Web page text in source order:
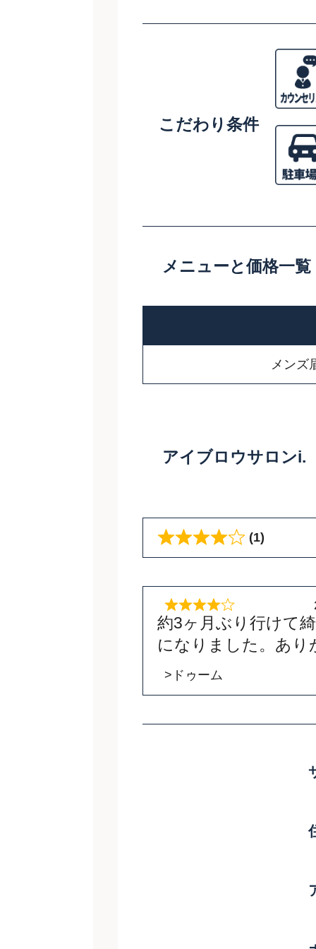
こだわり条件
メニューと価格一覧
メンズ
アイブロウサロン
(1)
約3ヶ月ぶり行けて
になりました。あ
>ドゥーム